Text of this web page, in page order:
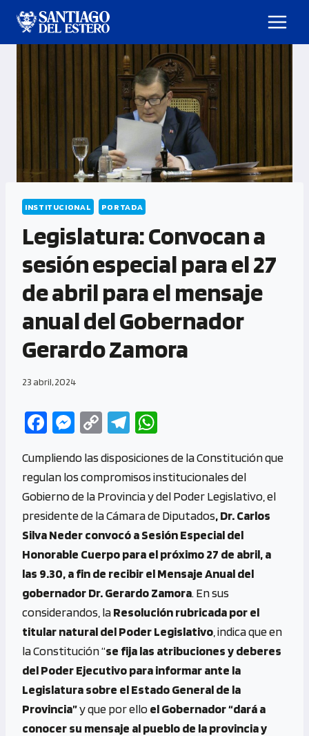
INSTITUCIONAL PORTADA
Legislatura: Convocan a
sesión especial para el 27
de abril para el mensaje
anual del Gobernador
Gerardo Zamora
23 abril, 2024
Fa
b
o
o
k
M
se
n
g
er
C
py
Li
n
k
Te
gr
a
m
at
s
A
p
p
Cumpliendo las disposiciones de la Constitución que
regulan los compromisos institucionales del
Gobierno de la Provincia y del Poder Legislativo, el
presidente de la Cámara de Diputados, Dr. Carlos
Silva Neder convocó a Sesión Especial del
Honorable Cuerpo para el próximo 27 de abril, a
las 9.30, a fin de recibir el Mensaje Anual del
gobernador Dr. Gerardo Zamora. En sus
considerandos, laResolución rubricada por el
titular natural del Poder Legislativo , indica que en
la Constitución “se fija las atribuciones y deberes
del Poder Ejecutivo para informar ante la
Legislatura sobre el Estado General de la
Provincia”y que por elloel Gobernador “dará a
conocer su mensaje al pueblo de la provincia y